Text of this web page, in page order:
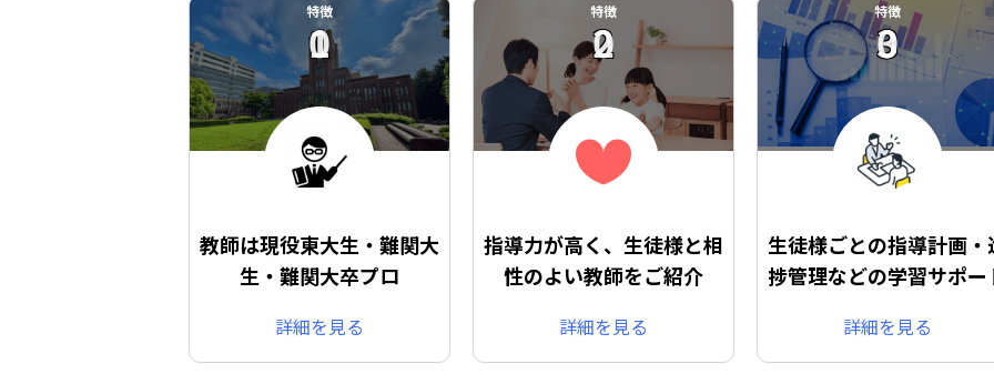
特徴
01
教師は現役東大生・難関大
生・難関大卒プロ
詳細を見る
特徴
02
指導力が高く、生徒様と相
性のよい教師をご紹介
詳細を見る
特徴
03
生徒様ごとの指導計画・
捗管理などの学習サポー
詳細を見る